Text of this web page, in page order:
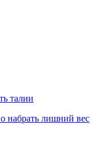
талии
набрать лишний вес